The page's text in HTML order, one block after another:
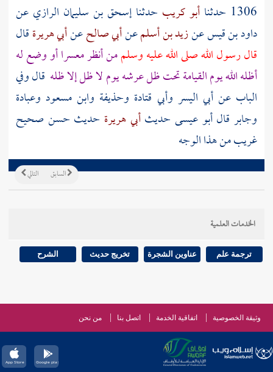
1306 حدثنا
أبو كريب حدثناإسحق بن سليمان الرازي عن
داود بن قيسعنزيد بن أسلمعنأبي صالحعنأبي هريرةقال
قال رسول الله صلى الله عليه وسلممن أنظر معسرا أو وضع له
أظله الله يوم القيامة تحت ظل عرشه يوم لا ظل إلا ظله قال وفي
الباب عن أبي اليسر وأبي قتادة وحذيفة وابن مسعود وعبادة
وجابر قال أبو عيسى حديثأبي هريرة حديث حسن صحيح
غريب من هذا الوجه
التالي السابق
الخدمات العلمية
ترجمة علم عناوين الشجرة تخريج حديث الشرح
وثيقة الخصوصية اتفاقية الخدمة اتصل بنا من نحن